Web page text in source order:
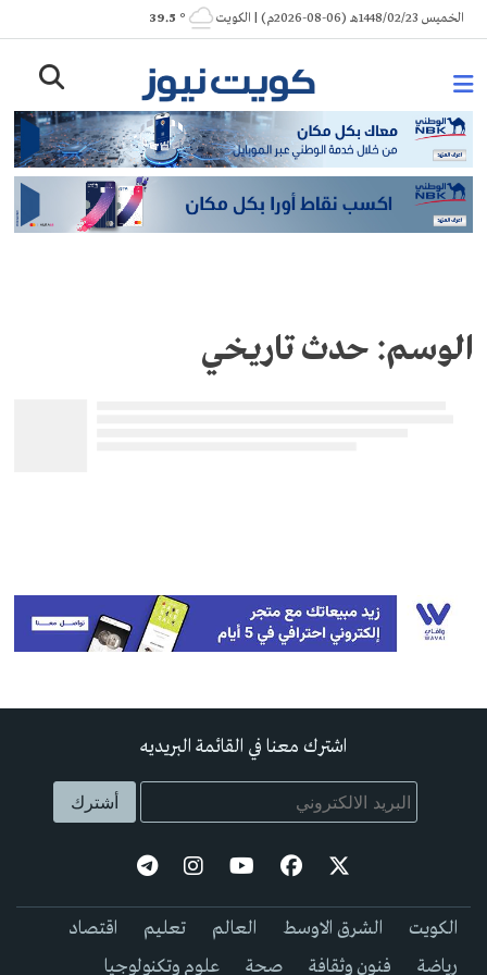
Skip
to
الخميس 1448/02/23هـ (06-08-2026م) | الكويت ° 39.5
الوسم: حدث تاريخي
اشترك معنا في القائمة البريديه
الكويت الشرق الاوسط العالم تعليم
اقتصاد
رياضة
فنون وثقافة صحة علوم وتكنولوجيا